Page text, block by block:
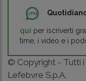
qui per iscriverti
time, i video e i
© Copyright - Tutti i
Lefebvre S.p.A.